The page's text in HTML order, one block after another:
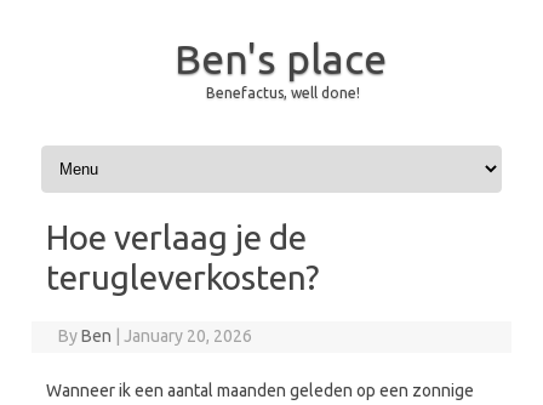
Ben's place
Benefactus, well done!
Skip to content
Hoe verlaag je de
terugleverkosten?
ByBen January 20, 2026
Wanneer ik een aantal maanden geleden op een zonnige